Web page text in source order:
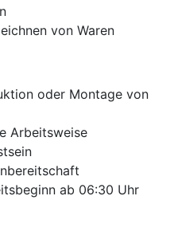
von Waren
oder Montage von
Arbeitsweise
ab 06:30 Uhr